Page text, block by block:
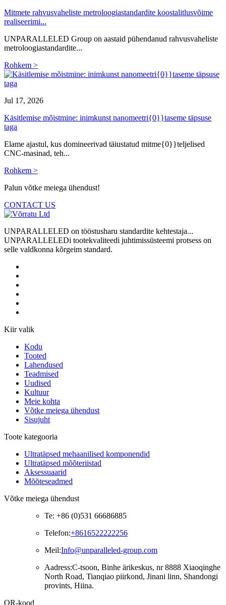
Mitmete rahvusvaheliste metroloogiastandardite koostalitlusvõime
realiseerimi...
UNPARALLELED Group on aastaid pühendanud rahvusvaheliste
metroloogiastandardite...
Rohkem >
Jul 17, 2026
Käsitlemise mõistmine: inimkunst nanomeetri{0}}taseme täpsuse
taga
Elame ajastul, kus domineerivad täiustatud mitme{0}}teljelised
CNC-masinad, teh...
Rohkem >
Palun võtke meiega ühendust!
CONTACT US
UNPARALLELED on tööstusharu standardite kehtestaja...
UNPARALLELEDi tootekvaliteedi juhtimissüsteemi protsess on
selle valdkonna kõrgeim standard.
Kiir valik
Kodu
Tooted
Lahendused
Teadmised
Uudised
Kultuur
Meie kohta
Võtke meiega ühendust
Sisujuht
Toote kategooria
Ultratäpsed mehaanilised komponendid
Ultratäpsed mõõteriistad
Aksessuaarid
Mõõteseadmed
Võtke meiega ühendust
Te: +86 (0)531 66686885
Telefon:+8616522222256
Meil:Info@unparalleled-group.com
Aadress:C-tsoon, Binhe ärikeskus, nr 8888 Xiaoqinghe
North Road, Tianqiao piirkond, Jinani linn, Shandongi
provints, Hiina.
QR-kood